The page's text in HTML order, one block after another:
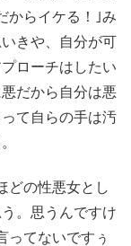
からイケる！｣み
きや、自分が可
ローチはしたい
だから自分は悪
て自らの手は汚
どの性悪女とし
。思うんですけ
ってないですぅ